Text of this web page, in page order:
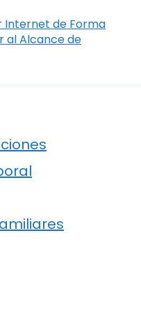
Internet de Forma
al Alcance de